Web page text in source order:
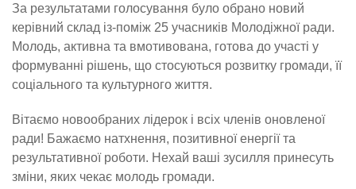
За результатами голосування було обрано новий
керівний склад із-поміж 25 учасників Молодіжної ради.
Молодь, активна та вмотивована, готова до участі у
формуванні рішень, що стосуються розвитку громади, її
соціального та культурного життя.
Вітаємо новообраних лідерок і всіх членів оновленої
ради! Бажаємо натхнення, позитивної енергії та
результативної роботи. Нехай ваші зусилля принесуть
зміни, яких чекає молодь громади.